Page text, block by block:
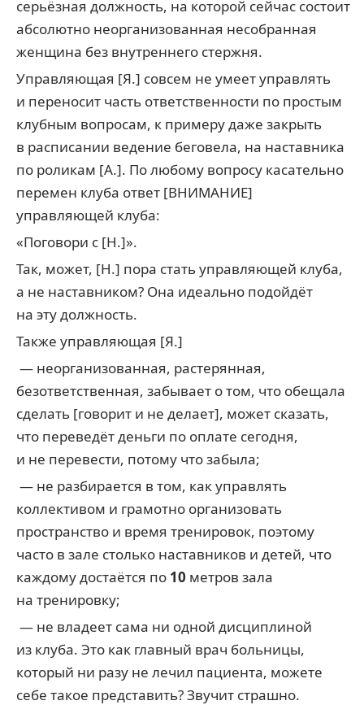
серьёзная должность, на которой сейчас состоит
абсолютно неорганизованная несобранная
женщина без внутреннего стержня.
Управляющая [Я.] совсем не умеет управлять
и переносит часть ответственности по простым
клубным вопросам, к примеру даже закрыть
в расписании ведение беговела, на наставника
по роликам [А.]. По любому вопросу касательно
перемен клуба ответ [ВНИМАНИЕ]
управляющей клуба:
«Поговори с [Н.]».
Так, может, [Н.] пора стать управляющей клуба,
а не наставником? Она идеально подойдёт
на эту должность.
Также управляющая [Я.]
— неорганизованная, растерянная,
безответственная, забывает о том, что обещала
сделать [говорит и не делает], может сказать,
что переведёт деньги по оплате сегодня,
и не перевести, потому что забыла;
— не разбирается в том, как управлять
коллективом и грамотно организовать
пространство и время тренировок, поэтому
часто в зале столько наставников и детей, что
каждому достаётся по 10 метров зала
на тренировку;
— не владеет сама ни одной дисциплиной
из клуба. Это как главный врач больницы,
который ни разу не лечил пациента, можете
себе такое представить? Звучит страшно.